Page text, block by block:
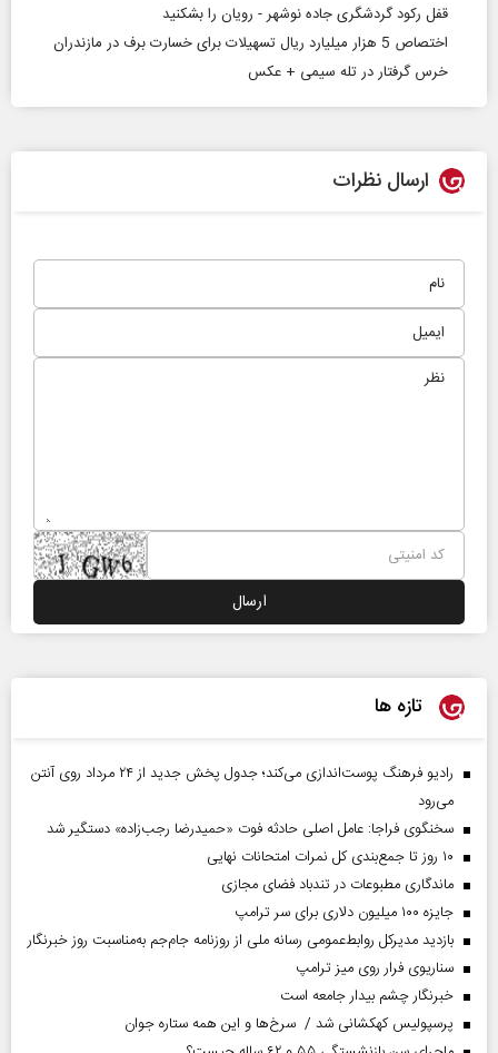
قفل رکود گردشگری جاده نوشهر - رویان را بشکنید
اختصاص 5 هزار میلیارد ریال تسهیلات برای خسارت برف در مازندران
خرس گرفتار در تله سیمی + عکس
ارسال نظرات
تازه ها
رادیو فرهنگ پوست‌اندازی می‌کند؛ جدول پخش جدید از ۲۴ مرداد روی آنتن
می‌رود
سخنگوی فراجا: عامل اصلی حادثه فوت «حمیدرضا رجب‌زاده» دستگیر شد
۱۰ روز تا جمع‌بندی کل نمرات امتحانات نهایی
ماندگاری مطبوعات در تندباد فضای مجازی
جایزه ۱۰۰ میلیون دلاری برای سر ترامپ
بازدید مدیرکل روابط‌عمومی رسانه ملی از روزنامه جام‌جم به‌مناسبت روز خبرنگار
سناریوی فرار روی میز ترامپ
خبرنگار چشم بیدار جامعه است
پرسپولیس کهکشانی شد / سرخ‌ها و این همه ستاره جوان